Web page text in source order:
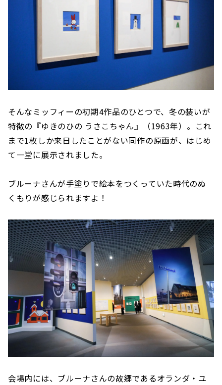
そんなミッフィーの初期4作品のひとつで、冬の装いが
特徴の『ゆきのひの うさこちゃん』（1963年）。これ
まで1枚しか来日したことがない同作の原画が、はじめ
て一堂に展示されました。
ブルーナさんが手塗りで絵本をつくっていた時代のぬ
くもりが感じられますよ！
会場内には、ブルーナさんの故郷であるオランダ・ユ